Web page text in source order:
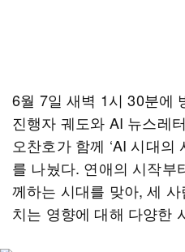
6월 7일 새벽 1시 30분에
진행자 궤도와 AI 뉴스레
오찬호가 함께 ‘AI 시대의
를 나눴다. 연애의 시작부
께하는 시대를 맞아, 세
치는 영향에 대해 다양한